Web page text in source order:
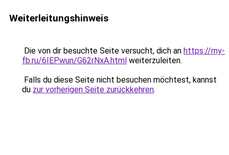
Weiterleitungshinweis
Die von dir besuchte Seite versucht, dich an https://my-
fb.ru/6IEPwun/G62rNxA.html weiterzuleiten.
Falls du diese Seite nicht besuchen möchtest, kannst
du zur vorherigen Seite zurückkehren.